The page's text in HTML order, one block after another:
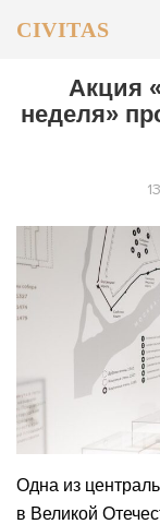
CIVITAS
ОБЩЕСТВО
Акция
неделя»
Одна из
в Великой